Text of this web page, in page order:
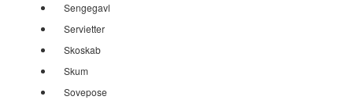
Sengegavl
Servietter
Skoskab
Skum
Sovepose